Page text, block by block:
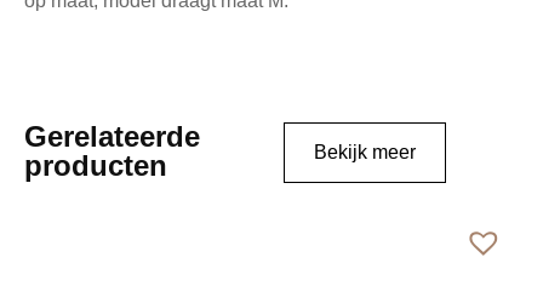
Gerelateerde
producten
Bekijk meer